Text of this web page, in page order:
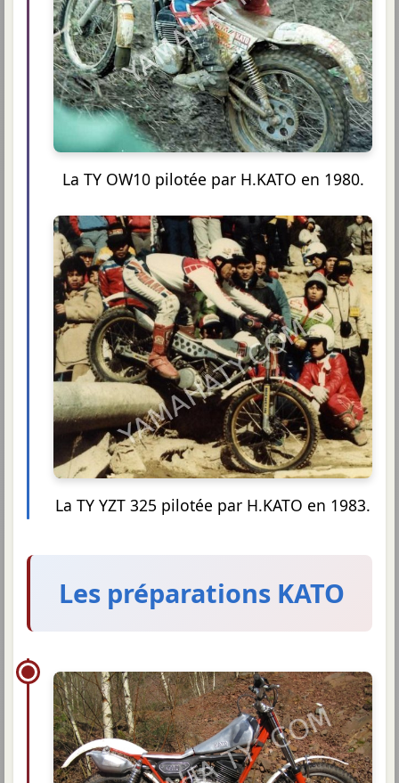
La TY OW10 pilotée par H.KATO en 1980.
La TY YZT 325 pilotée par H.KATO en 1983.
Les préparations KATO